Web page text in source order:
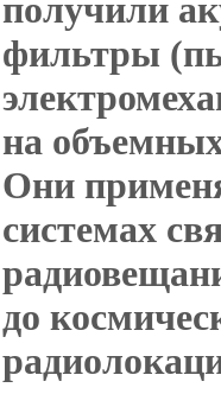
получили
фильтры
на
Они
системах
до